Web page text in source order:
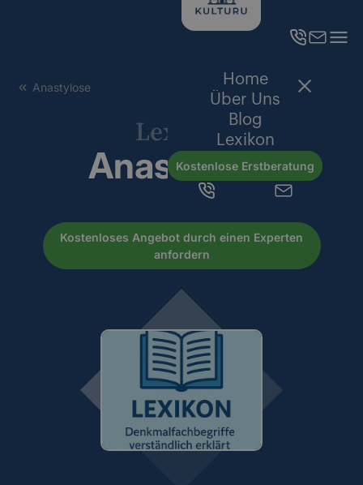
Home
Über Uns
Blog
Lexikon
Kostenlose Erstberatung
Anastylose
Lexikon
Anastylose
Kostenloses Angebot durch einen Experten
anfordern